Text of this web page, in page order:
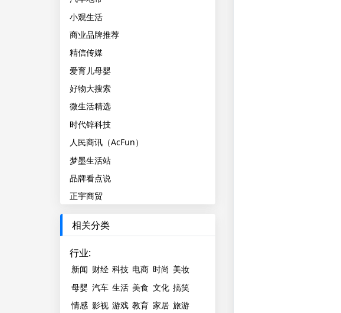
小观生活
商业品牌推荐
精信传媒
爱育儿母婴
好物大搜索
微生活精选
时代锌科技
人民商讯（AcFun）
梦墨生活站
品牌看点说
正宇商贸
相关分类
行业:
新闻 财经 科技 电商 时尚 美妆
母婴 汽车 生活 美食 文化 搞笑
情感 影视 游戏 教育 家居 旅游